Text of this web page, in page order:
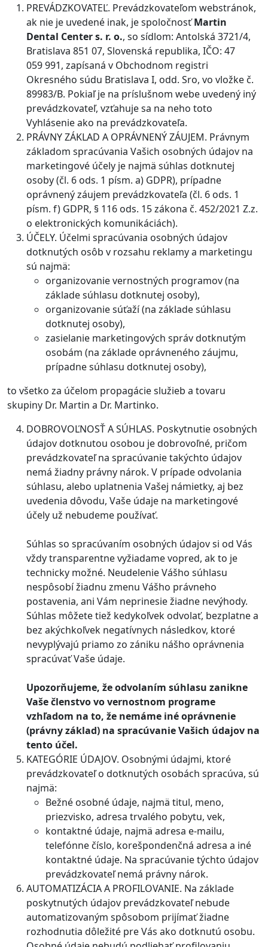
PREVÁDZKOVATEĽ. Prevádzkovateľom webstránok,
ak nie je uvedené inak, je spoločnosťMartin
Dental Center s. r. o., so sídlom: Antolská 3721/4,
Bratislava 851 07, Slovenská republika, IČO: 47
059 991, zapísaná v Obchodnom registri
Okresného súdu Bratislava I, odd. Sro, vo vložke č.
89983/B. Pokiaľ je na príslušnom webe uvedený iný
prevádzkovateľ, vzťahuje sa na neho toto
Vyhlásenie ako na prevádzkovateľa.
PRÁVNY ZÁKLAD A OPRÁVNENÝ ZÁUJEM. Právnym
základom spracúvania Vašich osobných údajov na
marketingové účely je najmä súhlas dotknutej
osoby (čl. 6 ods. 1 písm. a) GDPR), prípadne
oprávnený záujem prevádzkovateľa (čl. 6 ods. 1
písm. f) GDPR, § 116 ods. 15 zákona č. 452/2021 Z.z.
o elektronických komunikáciách).
ÚČELY. Účelmi spracúvania osobných údajov
dotknutých osôb v rozsahu reklamy a marketingu
sú najmä:
organizovanie vernostných programov (na
základe súhlasu dotknutej osoby),
organizovanie súťaží (na základe súhlasu
dotknutej osoby),
zasielanie marketingových správ dotknutým
osobám (na základe oprávneného záujmu,
prípadne súhlasu dotknutej osoby),
to všetko za účelom propagácie služieb a tovaru
skupiny Dr. Martin a Dr. Martinko.
DOBROVOĽNOSŤ A SÚHLAS. Poskytnutie osobných
údajov dotknutou osobou je dobrovoľné, pričom
prevádzkovateľ na spracúvanie takýchto údajov
nemá žiadny právny nárok. V prípade odvolania
súhlasu, alebo uplatnenia Vašej námietky, aj bez
uvedenia dôvodu, Vaše údaje na marketingové
účely už nebudeme používať.
Súhlas so spracúvaním osobných údajov si od Vás
vždy transparentne vyžiadame vopred, ak to je
technicky možné. Neudelenie Vášho súhlasu
nespôsobí žiadnu zmenu Vášho právneho
postavenia, ani Vám neprinesie žiadne nevýhody.
Súhlas môžete tiež kedykoľvek odvolať, bezplatne a
bez akýchkoľvek negatívnych následkov, ktoré
nevyplývajú priamo zo zániku nášho oprávnenia
spracúvať Vaše údaje.
Upozorňujeme, že odvolaním súhlasu zanikne
Vaše členstvo vo vernostnom programe
vzhľadom na to, že nemáme iné oprávnenie
(právny základ) na spracúvanie Vašich údajov na
tento účel.
KATEGÓRIE ÚDAJOV. Osobnými údajmi, ktoré
prevádzkovateľ o dotknutých osobách spracúva, sú
najmä:
Bežné osobné údaje, najmä titul, meno,
priezvisko, adresa trvalého pobytu, vek,
kontaktné údaje, najmä adresa e-mailu,
telefónne číslo, korešpondenčná adresa a iné
kontaktné údaje. Na spracúvanie týchto údajov
prevádzkovateľ nemá právny nárok.
AUTOMATIZÁCIA A PROFILOVANIE. Na základe
poskytnutých údajov prevádzkovateľ nebude
automatizovaným spôsobom prijímať žiadne
rozhodnutia dôležité pre Vás ako dotknutú osobu.